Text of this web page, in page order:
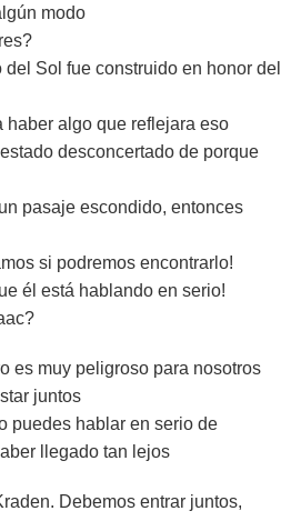
modo
del Sol fue construido en honor del
haber algo que reflejara eso
desconcertado de porque
pasaje escondido, entonces
si podremos encontrarlo!
él está hablando en serio!
es muy peligroso para nosotros
juntos
puedes hablar en serio de
llegado tan lejos
Debemos entrar juntos,